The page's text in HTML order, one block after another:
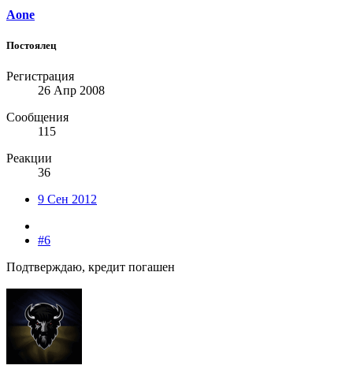
Aone
Постоялец
Регистрация
26 Апр 2008
Сообщения
115
Реакции
36
9 Сен 2012
#6
Подтверждаю, кредит погашен